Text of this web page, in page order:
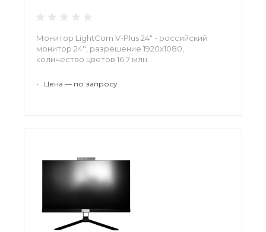
Монитор LightCom V-Plus 24" - российский
монитор 24'', разрешение 1920х1080,
количество цветов 16,7 млн.
• Цена — по запросу